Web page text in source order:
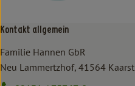
Kontakt allgemein
Familie Hannen GbR
Neu Lammertzhof, 41564 Kaarst